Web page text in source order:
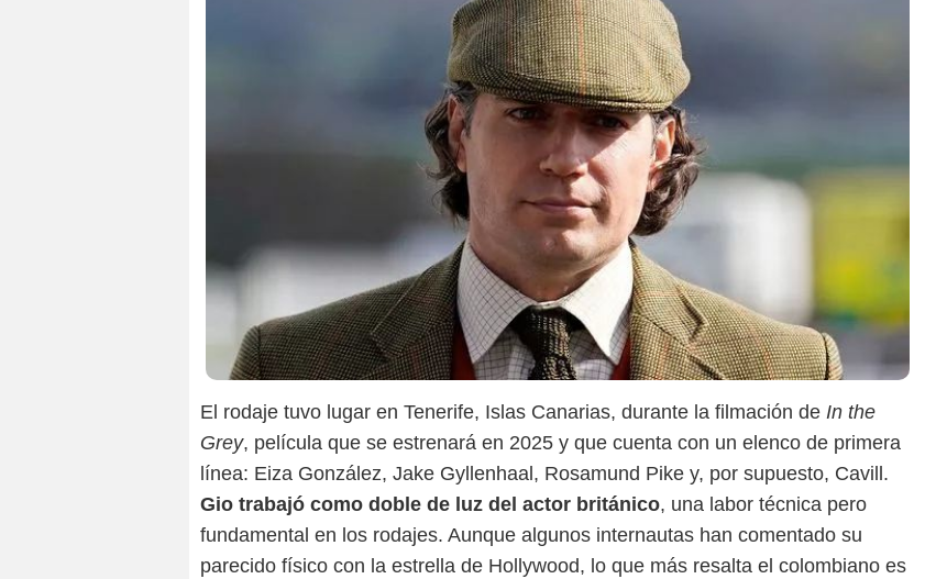
El rodaje tuvo lugar en Tenerife, Islas Canarias, durante la filmación de In the
Grey, película que se estrenará en 2025 y que cuenta con un elenco de primera
línea: Eiza González, Jake Gyllenhaal, Rosamund Pike y, por supuesto, Cavill.
Gio trabajó como doble de luz del actor británico, una labor técnica pero
fundamental en los rodajes. Aunque algunos internautas han comentado su
parecido físico con la estrella de Hollywood, lo que más resalta el colombiano es
Captura de pantalla